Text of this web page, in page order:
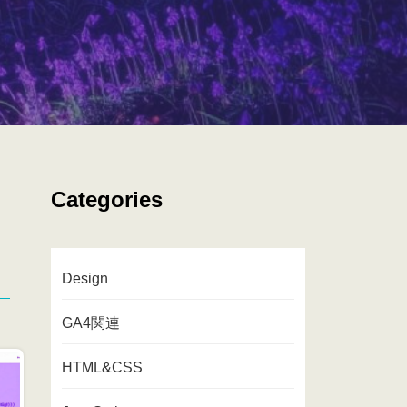
Categories
Design
GA4関連
HTML&CSS